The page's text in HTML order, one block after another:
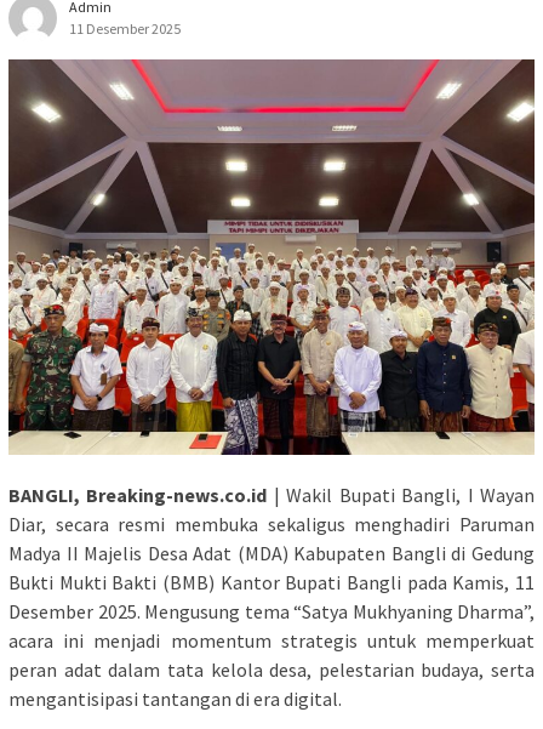
Admin
11 Desember 2025
BANGLI, Breaking-news.co.id | Wakil Bupati Bangli, I Wayan
Diar, secara resmi membuka sekaligus menghadiri Paruman
Madya II Majelis Desa Adat (MDA) Kabupaten Bangli di Gedung
Bukti Mukti Bakti (BMB) Kantor Bupati Bangli pada Kamis, 11
Desember 2025. Mengusung tema “Satya Mukhyaning Dharma”,
acara ini menjadi momentum strategis untuk memperkuat
peran adat dalam tata kelola desa, pelestarian budaya, serta
mengantisipasi tantangan di era digital.